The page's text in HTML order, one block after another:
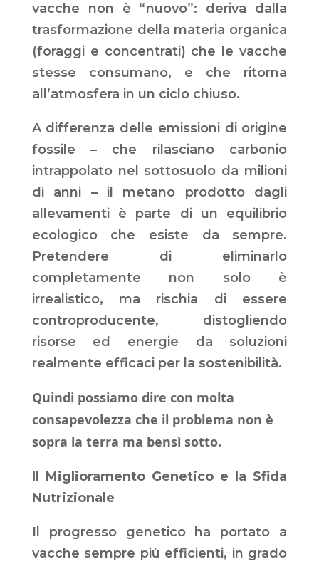
vacche non è “nuovo”: deriva dalla
trasformazione della materia organica
(foraggi e concentrati) che le vacche
stesse consumano, e che ritorna
all’atmosfera in un ciclo chiuso.
A differenza delle emissioni di origine
fossile – che rilasciano carbonio
intrappolato nel sottosuolo da milioni
di anni – il metano prodotto dagli
allevamenti è parte di un equilibrio
ecologico che esiste da sempre.
Pretendere di eliminarlo
completamente non solo è
irrealistico, ma rischia di essere
controproducente, distogliendo
risorse ed energie da soluzioni
realmente efficaci per la sostenibilità.
Quindi possiamo dire con molta
consapevolezza che il problema non è
sopra la terra ma bensì sotto.
Il Miglioramento Genetico e la Sfida
Nutrizionale
Il progresso genetico ha portato a
vacche sempre più efficienti, in grado